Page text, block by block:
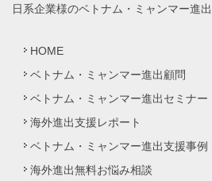
日系企業様のベトナム・ミャンマー進
HOME
ベトナム・ミャンマー進出顧問
ベトナム・ミャンマー進出セミナー
海外進出支援レポート
ベトナム・ミャンマー進出支援事例
海外進出無料お悩み相談